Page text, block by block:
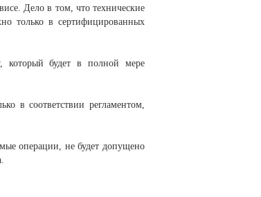
Дело в том, что технические
только в сертифицированных
который будет в полной мере
в соответствии регламентом,
операции, не будет допущено